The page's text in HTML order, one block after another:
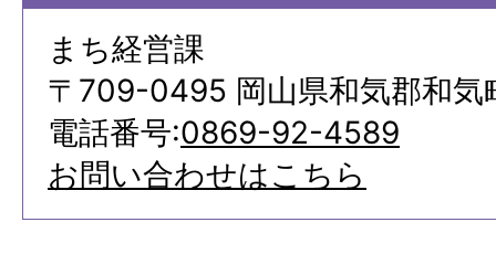
まち経営課
〒709-0495 岡山県和気郡和気
電話番号:0869-92-4589
お問い合わせはこちら